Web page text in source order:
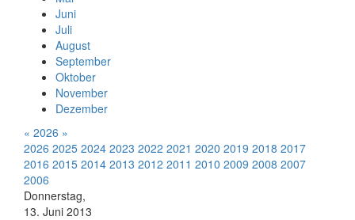
Juni
Juli
August
September
Oktober
November
Dezember
« 2026 »
2026 2025 2024 2023 2022 2021 2020 2019 2018 2017
2016 2015 2014 2013 2012 2011 2010 2009 2008 2007
2006
Donnerstag,
13. Juni 2013